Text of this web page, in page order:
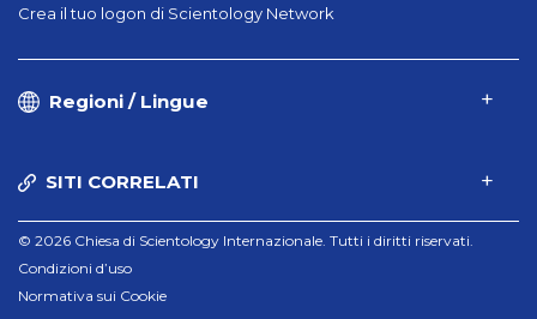
Crea il tuo logon di Scientology Network
Regioni / Lingue
SITI CORRELATI
© 2026 Chiesa di Scientology Internazionale. Tutti i diritti riservati.
Condizioni d’uso
Normativa sui Cookie